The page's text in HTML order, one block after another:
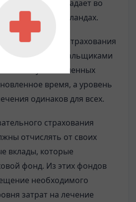
преобладает во
Нидерландах.
медицинского страхования
оплата страховальщиками
в установленных
время, а уровень
одинаков для всех.
страхования
отчислять от своих
вклады, которые
фонд. Из этих фондов
необходимого
затрат на лечение